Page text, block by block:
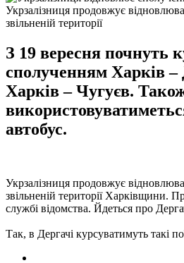
Укрзалізниця продовжує
звільненій території
З 19 вересня почнуть
сполученням Харків –
Харків – Чугуєв.
автобус.
Укрзалізниця продовжує
звільненій території Харківщини.
службі відомства. Йдеться про
Так, в Дергачі курсуватимуть такі